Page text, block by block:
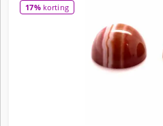
€288,00.
17%korting